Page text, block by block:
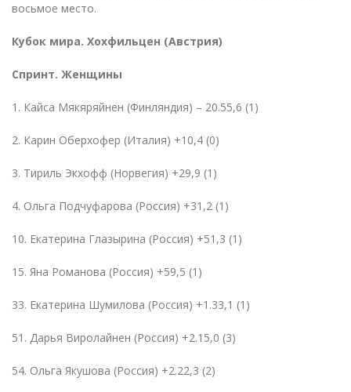
восьмое место.
Кубок мира. Хохфильцен (Австрия)
Спринт. Женщины
1. Кайса Мякяряйнен (Финляндия) – 20.55,6 (1)
2. Карин Оберхофер (Италия) +10,4 (0)
3. Тириль Экхофф (Норвегия) +29,9 (1)
4. Ольга Подчуфарова (Россия) +31,2 (1)
10. Екатерина Глазырина (Россия) +51,3 (1)
15. Яна Романова (Россия) +59,5 (1)
33. Екатерина Шумилова (Россия) +1.33,1 (1)
51. Дарья Виролайнен (Россия) +2.15,0 (3)
54. Ольга Якушова (Россия) +2.22,3 (2)